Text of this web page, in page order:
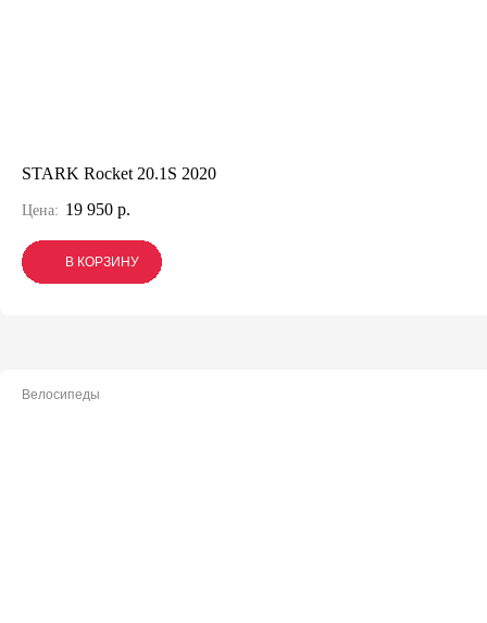
STARK Rocket 20.1S 2020
Цена: 19 950 р.
В КОРЗИНУ
В КОРЗИНУ
В КОРЗИНУ
Велосипеды